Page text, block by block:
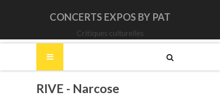
CONCERTS EXPOS BY PAT
Critiques culturelles
RIVE - Narcose